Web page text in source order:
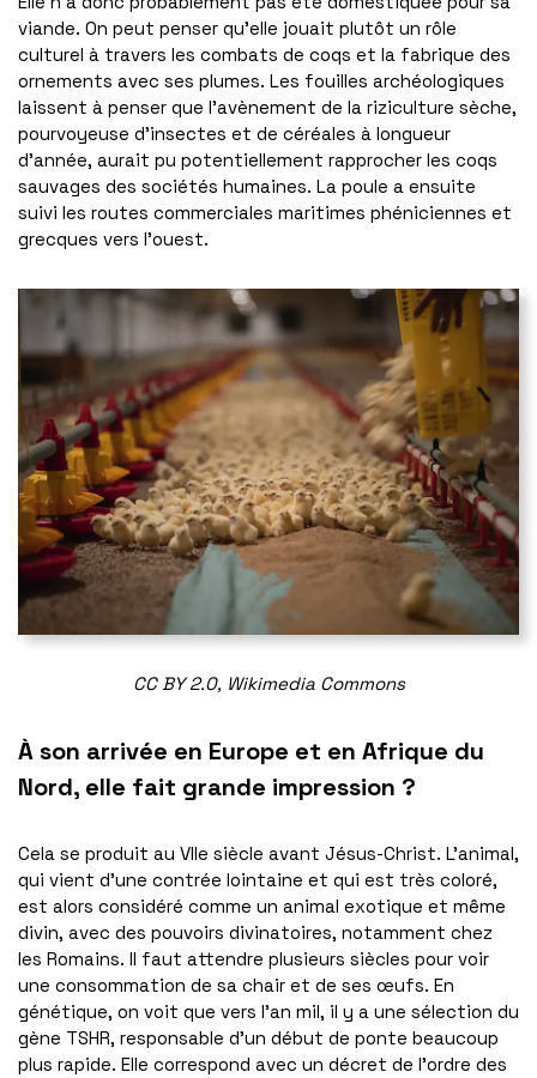
viande. On peut penser qu’elle jouait plutôt un rôle
culturel à travers les combats de coqs et la fabrique des
ornements avec ses plumes. Les fouilles archéologiques
laissent à penser que l’avènement de la riziculture sèche,
pourvoyeuse d’insectes et de céréales à longueur
d’année, aurait pu potentiellement rapprocher les coqs
sauvages des sociétés humaines. La poule a ensuite
suivi les routes commerciales maritimes phéniciennes et
grecques vers l’ouest.
CC BY 2.0, Wikimedia Commons
À son arrivée en Europe et en Afrique du
Nord, elle fait grande impression ?
Cela se produit au VIIe siècle avant Jésus-Christ. L’animal,
qui vient d’une contrée lointaine et qui est très coloré,
est alors considéré comme un animal exotique et même
divin, avec des pouvoirs divinatoires, notamment chez
les Romains. Il faut attendre plusieurs siècles pour voir
une consommation de sa chair et de ses œufs. En
génétique, on voit que vers l’an mil, il y a une sélection du
gène TSHR, responsable d’un début de ponte beaucoup
plus rapide. Elle correspond avec un décret de l’ordre des